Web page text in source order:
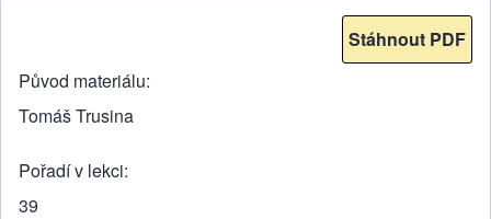
Stáhnout PDF
Původ materiálu
Tomáš Trusina
Pořadí v lekci
39